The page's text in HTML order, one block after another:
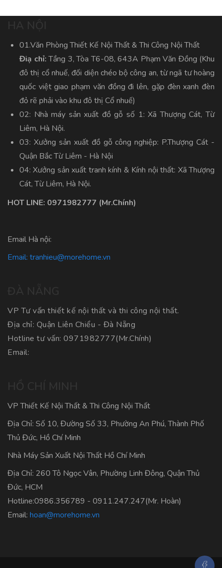
01.Văn Phòng Thiết Kế Nội Thất & Thi Công Nội Thất
Điạ chỉ:Tầng 3, Tòa T6-08, 643A Phạm Văn Đồng (Khu
đô thị cổ nhuế, đối diện chéo bộ công an, từ ngã tư hoàng
quốc việt giao phạm văn đồng đi lên, gặp đèn xanh đèn
đỏ rẽ phải vào khu đô thị Cổ nhuế)
02: Nhà máy sản xuất đồ gỗ số 1: Xã Thượng Cát, Từ
Liêm, Hà Nội.
03: Xưởng sản xuất đồ gỗ công nghiệp: P.Thượng Cát -
Quận Bắc Từ Liêm - Hà Nội
04: Xưởng sản xuất tranh kính & Kính nội thất: Xã Thượng
Cát, Từ Liêm, Hà Nội.
HOT LINE: 0971982777 (Mr.Chính)
Email Hà nội:
Email: tranhieu@morehome.vn
VP Tư vấn thiết kế nội thất và thi công nội thất.
Địa chỉ: Quận Liên Chiểu - Đà Nẵng
Hotline tư vấn: 0971982777(Mr.Chính)
Email:
VP Thiết Kế Nội Thất & Thi Công Nội Thất
Địa Chỉ: Số 10, Đường Số 33, Phường An Phú, Thành Phố
Thủ Đức, Hồ Chí Minh
Nhà Máy Sản Xuất Nội Thất Hồ Chí Minh
Địa Chỉ: 260 Tô Ngọc Vân, Phường Linh Đông, Quận Thủ
Đức, HCM
Hotline:0986.356789 - 0911.247.247(Mr. Hoàn)
Email: hoan@morehome.vn